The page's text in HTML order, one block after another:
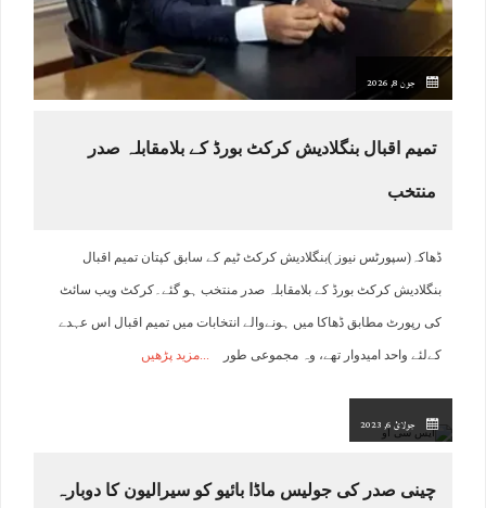
جون 8, 2026
تمیم اقبال بنگلادیش کرکٹ بورڈ کے بلامقابلہ صدر
منتخب
ڈھاکہ(سپورٹس نیوز )بنگلادیش کرکٹ ٹیم کے سابق کپتان تمیم اقبال
بنگلادیش کرکٹ بورڈ کے بلامقابلہ صدر منتخب ہو گئے۔کرکٹ ویب سائٹ
کی رپورٹ مطابق ڈھاکا میں ہونےوالے انتخابات میں تمیم اقبال اس عہدے
کےلئے واحد امیدوار تھے، وہ مجموعی طور مزید پڑھیں
جولائ 6, 2023
چینی صدر کی جولیس ماڈا بائیو کو سیرالیون کا دوبارہ